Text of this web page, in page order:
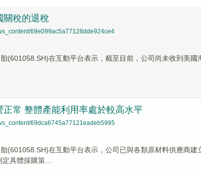
關稅的退稅
69e099ac5a77128dde924ce4
(601058.SH)在互動平台表示，截至目前，公司尚未收到美國
常 整體產能利用率處於較高水平
69dca6745a77121eadeb5995
胎(601058.SH)在互動平台表示，公司已與各類原材料供應商
具體採購策...